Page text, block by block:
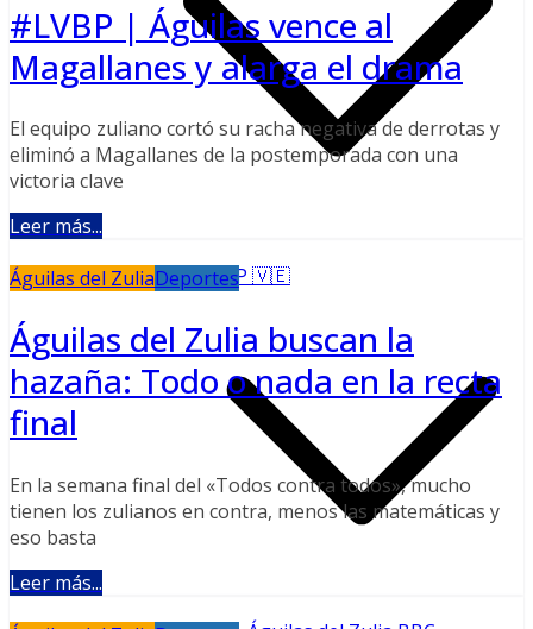
LVBP 🇻🇪
#LVBP | Águilas vence al
Magallanes y alarga el drama
El equipo zuliano cortó su racha negativa de derrotas y
eliminó a Magallanes de la postemporada con una
victoria clave
Leer más...
Águilas del ZuliaDeportes
Águilas del Zulia buscan la
hazaña: Todo o nada en la recta
final
En la semana final del «Todos contra todos», mucho
tienen los zulianos en contra, menos las matemáticas y
eso basta
Leer más...